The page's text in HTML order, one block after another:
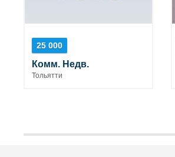
25 000
Комм. Недв.
Тольятти